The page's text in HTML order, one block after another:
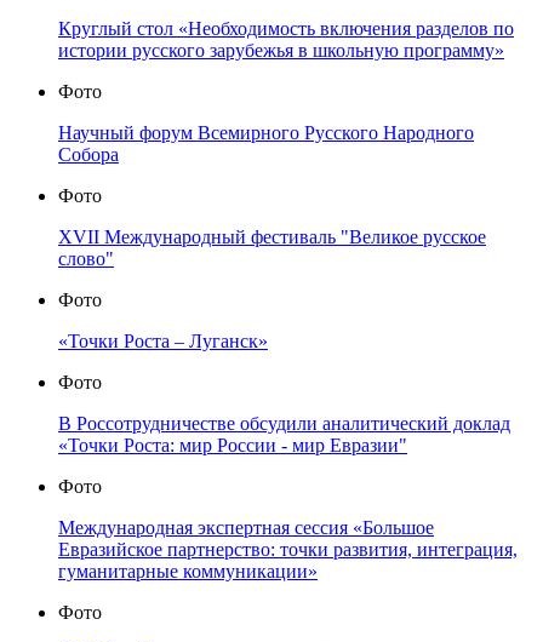
Круглый стол «Необходимость включения разделов по
истории русского зарубежья в школьную программу»
Фото
Научный форум Всемирного Русского Народного
Собора
Фото
XVII Международный фестиваль "Великое русское
слово"
Фото
«Точки Роста – Луганск»
Фото
В Россотрудничестве обсудили аналитический доклад
«Точки Роста: мир России - мир Евразии"
Фото
Международная экспертная сессия «Большое
Евразийское партнерство: точки развития, интеграция,
гуманитарные коммуникации»
Фото